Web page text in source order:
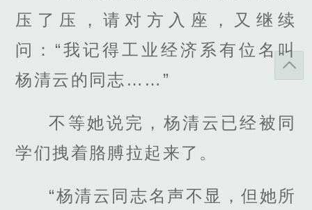
压了压，请对方入座，又继续
问：“我记得工业经济系有位名叫
杨清云的同志……”
不等她说完，杨清云已经被同
学们拽着胳膊拉起来了。
“杨清云同志名声不显，但她所